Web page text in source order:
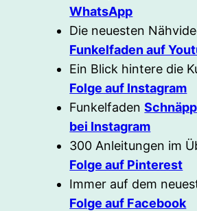
WhatsApp
Die neuesten
Funkelfaden auf
Ein Blick hintere die
Folge auf Instagram
Funkelfaden
bei Instagram
300 Anleitungen im
Folge auf Pinterest
Immer auf dem
Folge auf Facebook